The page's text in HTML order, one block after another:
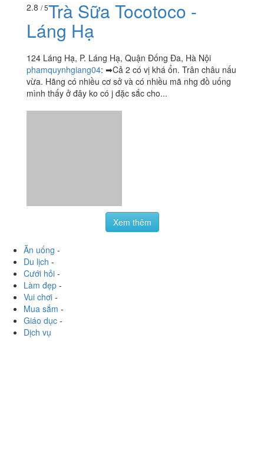
cơm đầy đặn ăn 1 người no căng, giá cả hợp lí ????
2.8 / 5Trà Sữa Tocotoco -
Láng Hạ
124 Láng Hạ, P. Láng Hạ, Quận Đống Đa, Hà Nội
Làm đẹp -
Vui chơi-
Mua sắm-
Giáo dục -
Dịch vụ